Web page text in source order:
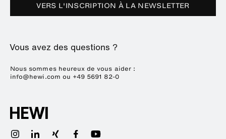
DurabilitéVERS L'INSCRIPTION À LA NEWSLETTER
Vous avez des questions ?
Nous sommes heureux de vous aider :
info@hewi.com ou +49 5691 82-0